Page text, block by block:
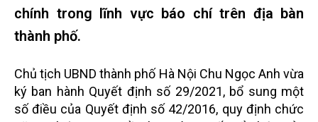
chính trong lĩnh vực báo chí trên địa bàn
thành phố.
Chủ tịch UBND thành phố Hà Nội Chu Ngọc Anh vừa
ký ban hành Quyết định số 29/2021, bổ sung một
số điều của Quyết định số 42/2016, quy định chức